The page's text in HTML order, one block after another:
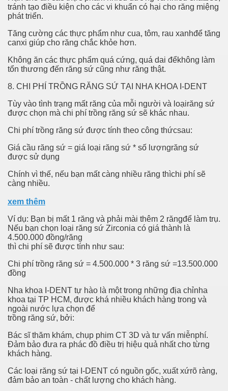
tránh tạo điều kiện cho các vi khuẩn có hại cho răng miệng
phát triển.
Tăng cường các thực phẩm như cua, tôm, rau xanhđể tăng
canxi giúp cho răng chắc khỏe hơn.
Không ăn các thực phẩm quá cứng, quá dai đểkhông làm
tổn thương đến răng sứ cũng như răng thật.
8. CHI PHÍ TRỒNG RĂNG SỨ TẠI NHA KHOA I-DENT
Tùy vào tình trạng mất răng của mỗi người và loạirăng sứ
được chọn mà chi phí trồng răng sứ sẽ khác nhau.
Chi phí trồng răng sứ được tính theo công thứcsau:
Giá cầu răng sứ = giá loại răng sứ * số lượngrăng sứ
được sử dụng
Chính vì thế, nếu bạn mất càng nhiều răng thìchi phí sẽ
càng nhiều.
xem thêm
Ví dụ: Bạn bị mất 1 răng và phải mài thêm 2 răngđể làm trụ.
Nếu bạn chọn loại răng sứ Zirconia có giá thành là
4.500.000 đồng/răng
thì chi phí sẽ được tính như sau:
Chi phí trồng răng sứ = 4.500.000 * 3 răng sứ =13.500.000
đồng
Nha khoa I-DENT tự hào là một trong những địa chỉnha
khoa tại TP HCM, được khá nhiều khách hàng trong và
ngoài nước lựa chọn để
trồng răng sứ, bởi:
Bác sĩ thăm khám, chụp phim CT 3D và tư vấn miễnphí.
Đảm bảo đưa ra phác đồ điều trị hiệu quả nhất cho từng
khách hàng.
Các loại răng sứ tại I-DENT có nguồn gốc, xuất xứrõ ràng,
đảm bảo an toàn - chất lượng cho khách hàng.
a Stripper-Exotic Dancer
Instrument Fast and Easy
Articles
Get Actual Gold Teeth Methodologies For Less?
Suggest Having Thin Internet Content
Cleanouts, Structure Washing, and More
One Train
Owner Must Know
Online